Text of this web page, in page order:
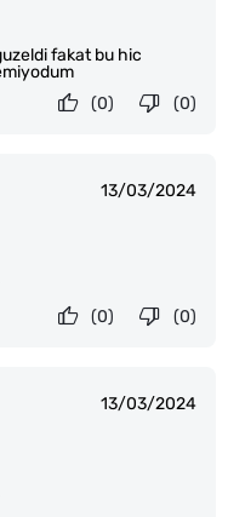
fakat bu hic
(0)
(0)
13/03/2024
(0)
(0)
13/03/2024